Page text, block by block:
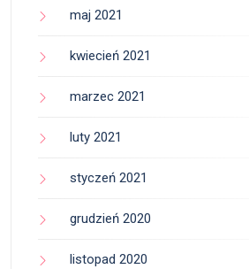
maj 2021
kwiecień 2021
marzec 2021
luty 2021
styczeń 2021
grudzień 2020
listopad 2020